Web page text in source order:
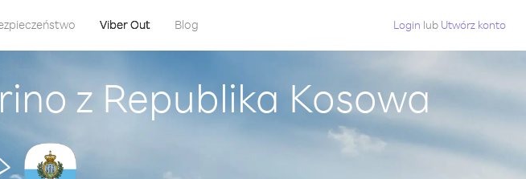
Viber Out Blog Login lub Utwórz konto
z Republika Kosowa